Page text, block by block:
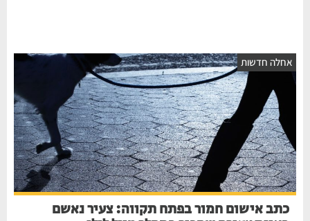
אחלה חדשות
כתב אישום חמור בפתח תקווה: צעיר נאשם